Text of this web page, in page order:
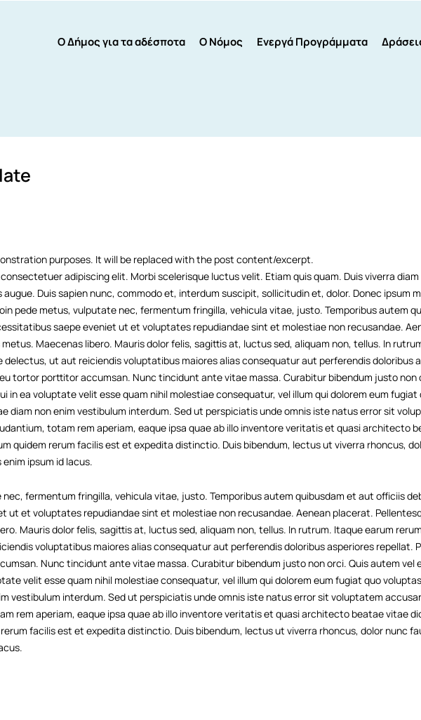
Ο Δήμος για τα αδέσποτα Ο Νόμος Ενεργά Προγράμματα
purposes. It will be replaced with the post content/excerpt.
adipiscing elit. Morbi scelerisque luctus velit. Etiam quis quam. Duis viverra
Duis sapien nunc, commodo et, interdum suscipit, sollicitudin et, dolor. Donec ipsum
pede metus, vulputate nec, fermentum fringilla, vehicula vitae, justo. Temporibus autem
saepe eveniet ut et voluptates repudiandae sint et molestiae non recusandae.
Maecenas libero. Mauris dolor felis, sagittis at, luctus sed, aliquam non, tellus. In
ut aut reiciendis voluptatibus maiores alias consequatur aut perferendis doloribus
tortor porttitor accumsan. Nunc tincidunt ante vitae massa. Curabitur bibendum justo non
in ea voluptate velit esse quam nihil molestiae consequatur, vel illum qui dolorem eum
diam non enim vestibulum interdum. Sed ut perspiciatis unde omnis iste natus error sit
totam rem aperiam, eaque ipsa quae ab illo inventore veritatis et quasi architecto
quidem rerum facilis est et expedita distinctio. Duis bibendum, lectus ut viverra rhoncus,
ipsum id lacus.
fermentum fringilla, vehicula vitae, justo. Temporibus autem quibusdam et aut officiis
ut et voluptates repudiandae sint et molestiae non recusandae. Aenean placerat.
Mauris dolor felis, sagittis at, luctus sed, aliquam non, tellus. In rutrum. Itaque earum
voluptatibus maiores alias consequatur aut perferendis doloribus asperiores repellat.
Nunc tincidunt ante vitae massa. Curabitur bibendum justo non orci. Quis autem vel
velit esse quam nihil molestiae consequatur, vel illum qui dolorem eum fugiat quo
vestibulum interdum. Sed ut perspiciatis unde omnis iste natus error sit voluptatem
rem aperiam, eaque ipsa quae ab illo inventore veritatis et quasi architecto beatae vitae
facilis est et expedita distinctio. Duis bibendum, lectus ut viverra rhoncus, dolor nunc